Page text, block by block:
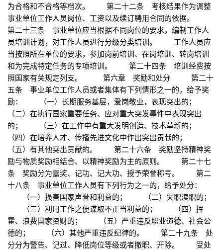
为合格和不合格等档次。 第二十二条 考核结果作为调整
事业单位工作人员岗位、工资以及续订聘用合同的依据。
第二十三条 事业单位应当根据不同岗位的要求，编制工作人
员培训计划，对工作人员进行分级分类培训。 工作人员应
当按照所在单位的要求，参加岗前培训、在岗培训、转岗培训
和为完成特定任务的专项培训。 第二十四条 培训经费按
照国家有关规定列支。 第六章 奖励和处分 第二十
五条 事业单位工作人员或者集体有下列情形之一的，给予奖
励： （一）长期服务基层，爱岗敬业，表现突出的；
（二）在执行国家重要任务、应对重大突发事件中表现突出
的； （三）在工作中有重大发明创造、技术革新的；
（四）在培养人才、传播先进文化中作出突出贡献的；
（五）有其他突出贡献的。 第二十六条 奖励坚持精神奖
励与物质奖励相结合、以精神奖励为主的原则。 第二十七
条 奖励分为嘉奖、记功、记大功、授予荣誉称号。 第二
十八条 事业单位工作人员有下列行为之一的，给予处分：
（一）损害国家声誉和利益的； （二）失职渎职的；
（三）利用工作之便谋取不正当利益的； （四）挥
霍、浪费国家资财的； （五）严重违反职业道德、社会公
德的； （六）其他严重违反纪律的。 第二十九条 处
分分为警告、记过、降低岗位等级或者撤职、开除。 受处